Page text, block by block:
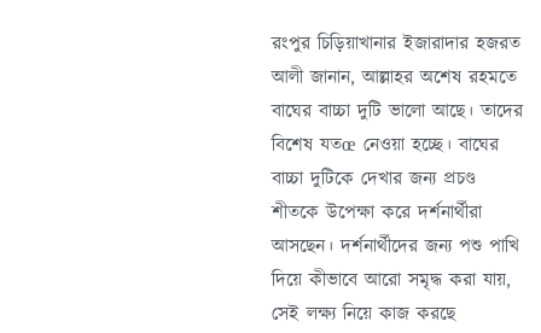
রংপুর চিড়িয়াখানার ইজারাদার হজরত
আলী জানান, আল্লাহর অশেষ রহমতে
বাঘের বাচ্চা দুটি ভালো আছে। তাদের
বিশেষ যতœ নেওয়া হচ্ছে। বাঘের
বাচ্চা দুটিকে দেখার জন্য প্রচণ্ড
শীতকে উপেক্ষা করে দর্শনার্থীরা
আসছেন। দর্শনার্থীদের জন্য পশু পাখি
দিয়ে কীভাবে আরো সমৃদ্ধ করা যায়,
সেই লক্ষ্য নিয়ে কাজ করছে